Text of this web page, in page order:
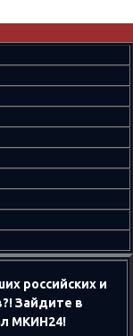
российских и
Зайдите в
МКИН24!